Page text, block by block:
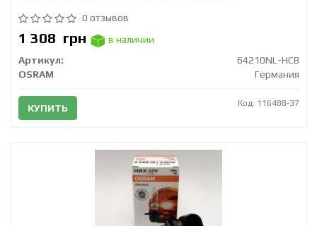
0 отзывов
1 308 грн
в наличии
Артикул:
64210NL-HCB
OSRAM
Германия
КУПИТЬ Код: 116488-37